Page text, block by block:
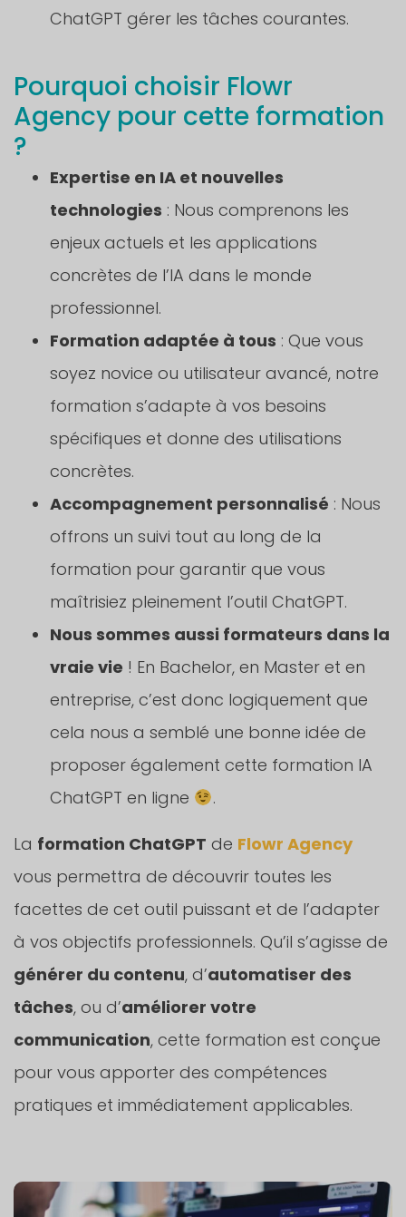
ChatGPT gérer les tâches courantes.
Pourquoi choisir Flowr
Agency pour cette formation
?
Expertise en IA et nouvelles
technologies : Nous comprenons les
enjeux actuels et les applications
concrètes de l’IA dans le monde
professionnel.
Formation adaptée à tous : Que vous
soyez novice ou utilisateur avancé, notre
formation s’adapte à vos besoins
spécifiques et donne des utilisations
concrètes.
Accompagnement personnalisé : Nous
offrons un suivi tout au long de la
formation pour garantir que vous
maîtrisiez pleinement l’outil ChatGPT.
Nous sommes aussi formateurs dans la
vraie vie ! En Bachelor, en Master et en
entreprise, c’est donc logiquement que
cela nous a semblé une bonne idée de
proposer également cette formation IA
ChatGPT en ligne
.
La formation ChatGPT de Flowr Agency
vous permettra de découvrir toutes les
facettes de cet outil puissant et de l’adapter
à vos objectifs professionnels. Qu’il s’agisse de
générer du contenu, d’automatiser des
tâches, ou d’améliorer votre
communication, cette formation est conçue
pour vous apporter des compétences
pratiques et immédiatement applicables.